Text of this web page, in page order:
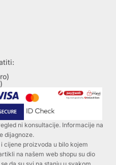
ni konsultacije. Informacije na
dijagnoze.
cijene proizvoda u bilo kojem
na našem web shopu su dio